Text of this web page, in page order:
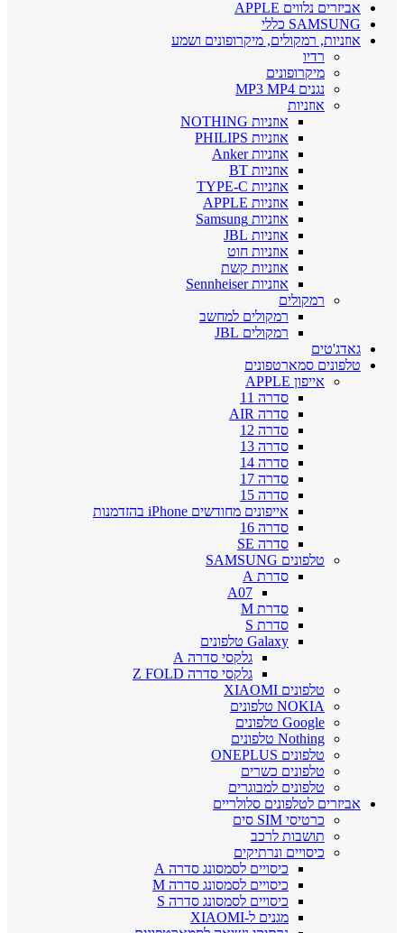
אביזרים נלווים APPLE
SAMSUNG כללי
אוזניות, רמקולים, מיקרופונים ושמע
רדיו
מיקרופונים
נגנים MP3 MP4
אוזניות
אוזניות NOTHING
אוזניות PHILIPS
אוזניות Anker
אוזניות BT
אוזניות TYPE-C
אוזניות APPLE
אוזניות Samsung
אוזניות JBL
אוזניות חוט
אוזניות קשת
אוזניות Sennheiser
רמקולים
רמקולים למחשב
רמקולים JBL
גאדג'טים
טלפונים סמארטפונים
אייפון APPLE
סדרה 11
סדרה AIR
סדרה 12
סדרה 13
סדרה 14
סדרה 17
סדרה 15
אייפונים מחודשים iPhone בהזדמנות
סדרה 16
סדרה SE
טלפונים SAMSUNG
סדרת A
A07
סדרת M
סדרת S
Galaxy טלפונים
גלקסי סדרה A
גלקסי סדרה Z FOLD
טלפונים XIAOMI
NOKIA טלפונים
Google טלפונים
Nothing טלפונים
טלפונים ONEPLUS
טלפונים כשרים
טלפונים למבוגרים
אביזרים לטלפונים סלולריים
כרטיסי SIM סים
תושבות לרכב
כיסויים ונרתיקים
כיסויים לסמסונג סדרה A
כיסויים לסמסונג סדרה M
כיסויים לסמסונג סדרה S
מגנים ל-XIAOMI